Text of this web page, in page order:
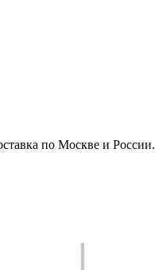
по Москве и России.